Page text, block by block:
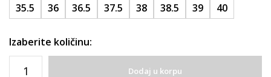
35.5 36 36.5 37.5 38 38.5 39 40
Izaberite količinu:
Dodaj u korpu